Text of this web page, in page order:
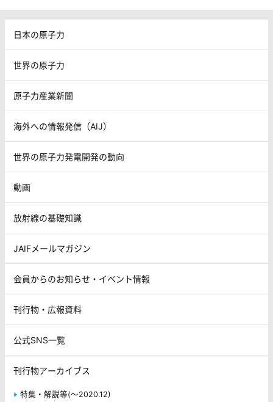
日本の原子力
世界の原子力
原子力産業新聞
海外への情報発信（AIJ）
世界の原子力発電開発の動向
動画
放射線の基礎知識
JAIFメールマガジン
会員からのお知らせ・イベント情報
刊行物・広報資料
公式SNS一覧
刊行物アーカイブス
特集・解説等(～2020.12)